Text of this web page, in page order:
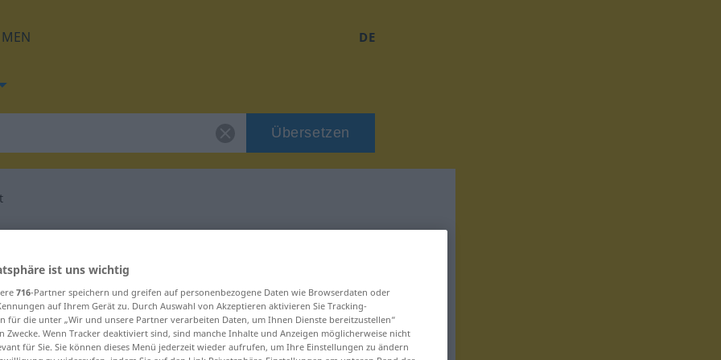
DE
Übersetzen
für "zielbewusst"
ist uns wichtig
716-Partner speichern und greifen auf personenbezogene Daten wie Browserdaten oder
auf Ihrem Gerät zu. Durch Auswahl von Akzeptieren aktivieren Sie Tracking-
für die unter „Wir und unsere Partner verarbeiten Daten, um Ihnen Dienste bereitzustellen“
Zwecke. Wenn Tracker deaktiviert sind, sind manche Inhalte und Anzeigen möglicherweise nicht
für Sie. Sie können dieses Menü jederzeit wieder aufrufen, um Ihre Einstellungen zu ändern